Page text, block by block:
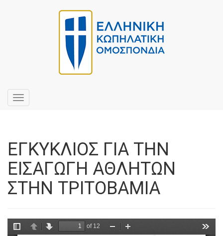
Toggle
navigation
ΕΓΚΥΚΛΙΟΣ ΓΙΑ ΤΗΝ
ΕΙΣΑΓΩΓΗ ΑΘΛΗΤΩΝ
ΣΤΗΝ ΤΡΙΤΟΒΑΜΙΑ